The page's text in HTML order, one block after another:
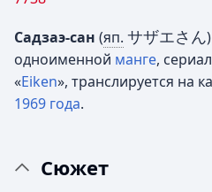
Садзаэ-сан (яп. サザエさん)
одноименной манге,
«Eiken», транслируется на
1969 года.
Сюжет